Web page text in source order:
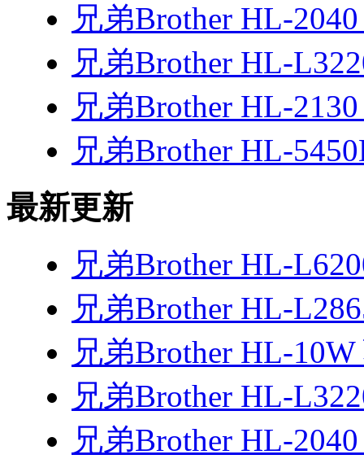
兄弟Brother HL-
兄弟Brother HL-
兄弟Brother HL-
兄弟Brother HL-
最新更新
兄弟Brother HL-
兄弟Brother HL-
兄弟Brother HL-
兄弟Brother HL-
兄弟Brother HL-